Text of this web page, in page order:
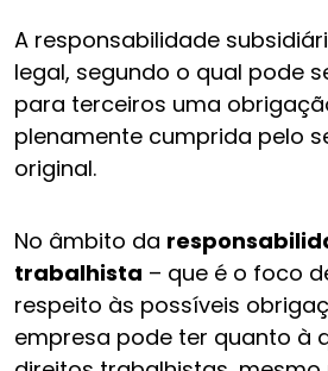
A responsabilidade
legal, segundo o qual pode
para terceiros uma
plenamente cumprida pelo
original.
No âmbito da
trabalhista – que é o foco
respeito às possíveis
empresa pode ter quanto à